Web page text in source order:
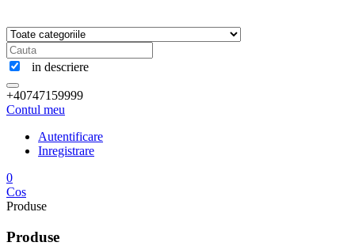
in descriere
+40747159999
Contul meu
Autentificare
Inregistrare
0
Cos
Produse
Produse